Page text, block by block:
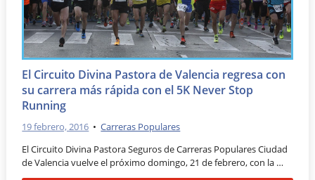
El Circuito Divina Pastora de Valencia regresa con
su carrera más rápida con el 5K Never Stop
Running
19 febrero, 2016 •Carreras Populares
El Circuito Divina Pastora Seguros de Carreras Populares Ciudad
de Valencia vuelve el próximo domingo, 21 de febrero, con la …